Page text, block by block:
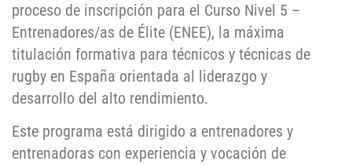
proceso de inscripción para el Curso Nivel 5 –
Entrenadores/as de Élite (ENEE), la máxima
titulación formativa para técnicos y técnicas de
rugby en España orientada al liderazgo y
desarrollo del alto rendimiento.
Este programa está dirigido a entrenadores y
entrenadoras con experiencia y vocación de